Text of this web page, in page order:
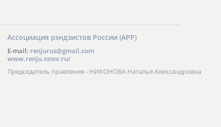
Ассоциация рэндзистов России (АРР)
E-mail: renjurus@gmail.com
www.renju.nnov.ru/
Председатель правления - НИКОНОВА Наталья Александровна